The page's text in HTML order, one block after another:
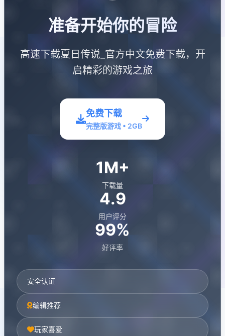
准备开始你的冒险
高速下载夏日传说_官方中文免费下载，开
启精彩的游戏之旅
免费下载
完整版游戏 • 2GB
1M+
下载量
4.9
用户评分
99%
好评率
安全认证
编辑推荐
玩家喜爱